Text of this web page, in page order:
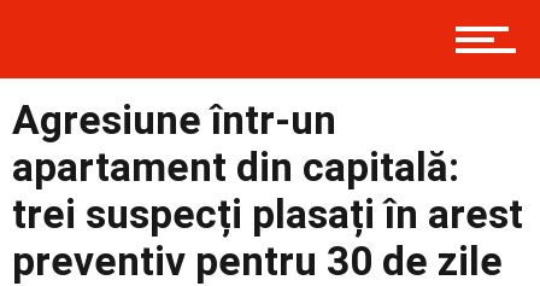
Prima
Politică
Agresiune într-un
apartament din capitală:
trei suspecți plasați în arest
preventiv pentru 30 de zile